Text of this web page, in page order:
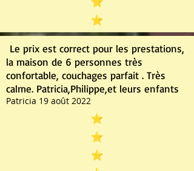
Le prix est correct pour les prestations,
la maison de 6 personnes très
confortable, couchages parfait . Très
calme. Patricia,Philippe,et leurs enfants
Patricia 19 août 2022